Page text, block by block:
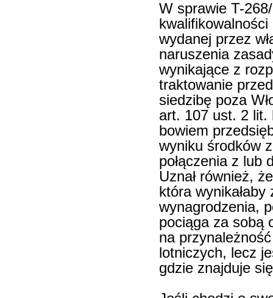
W sprawie T-
wydanej przez
naruszenia
wynikające z
traktowanie
siedzibę poza
art. 107 ust. 2 lit.
bowiem
wyniku środków
połączenia z lub
Uznał również,
która
wynagrodzenia,
pociąga za sobą
na
lotniczych, lecz
gdzie znajduje